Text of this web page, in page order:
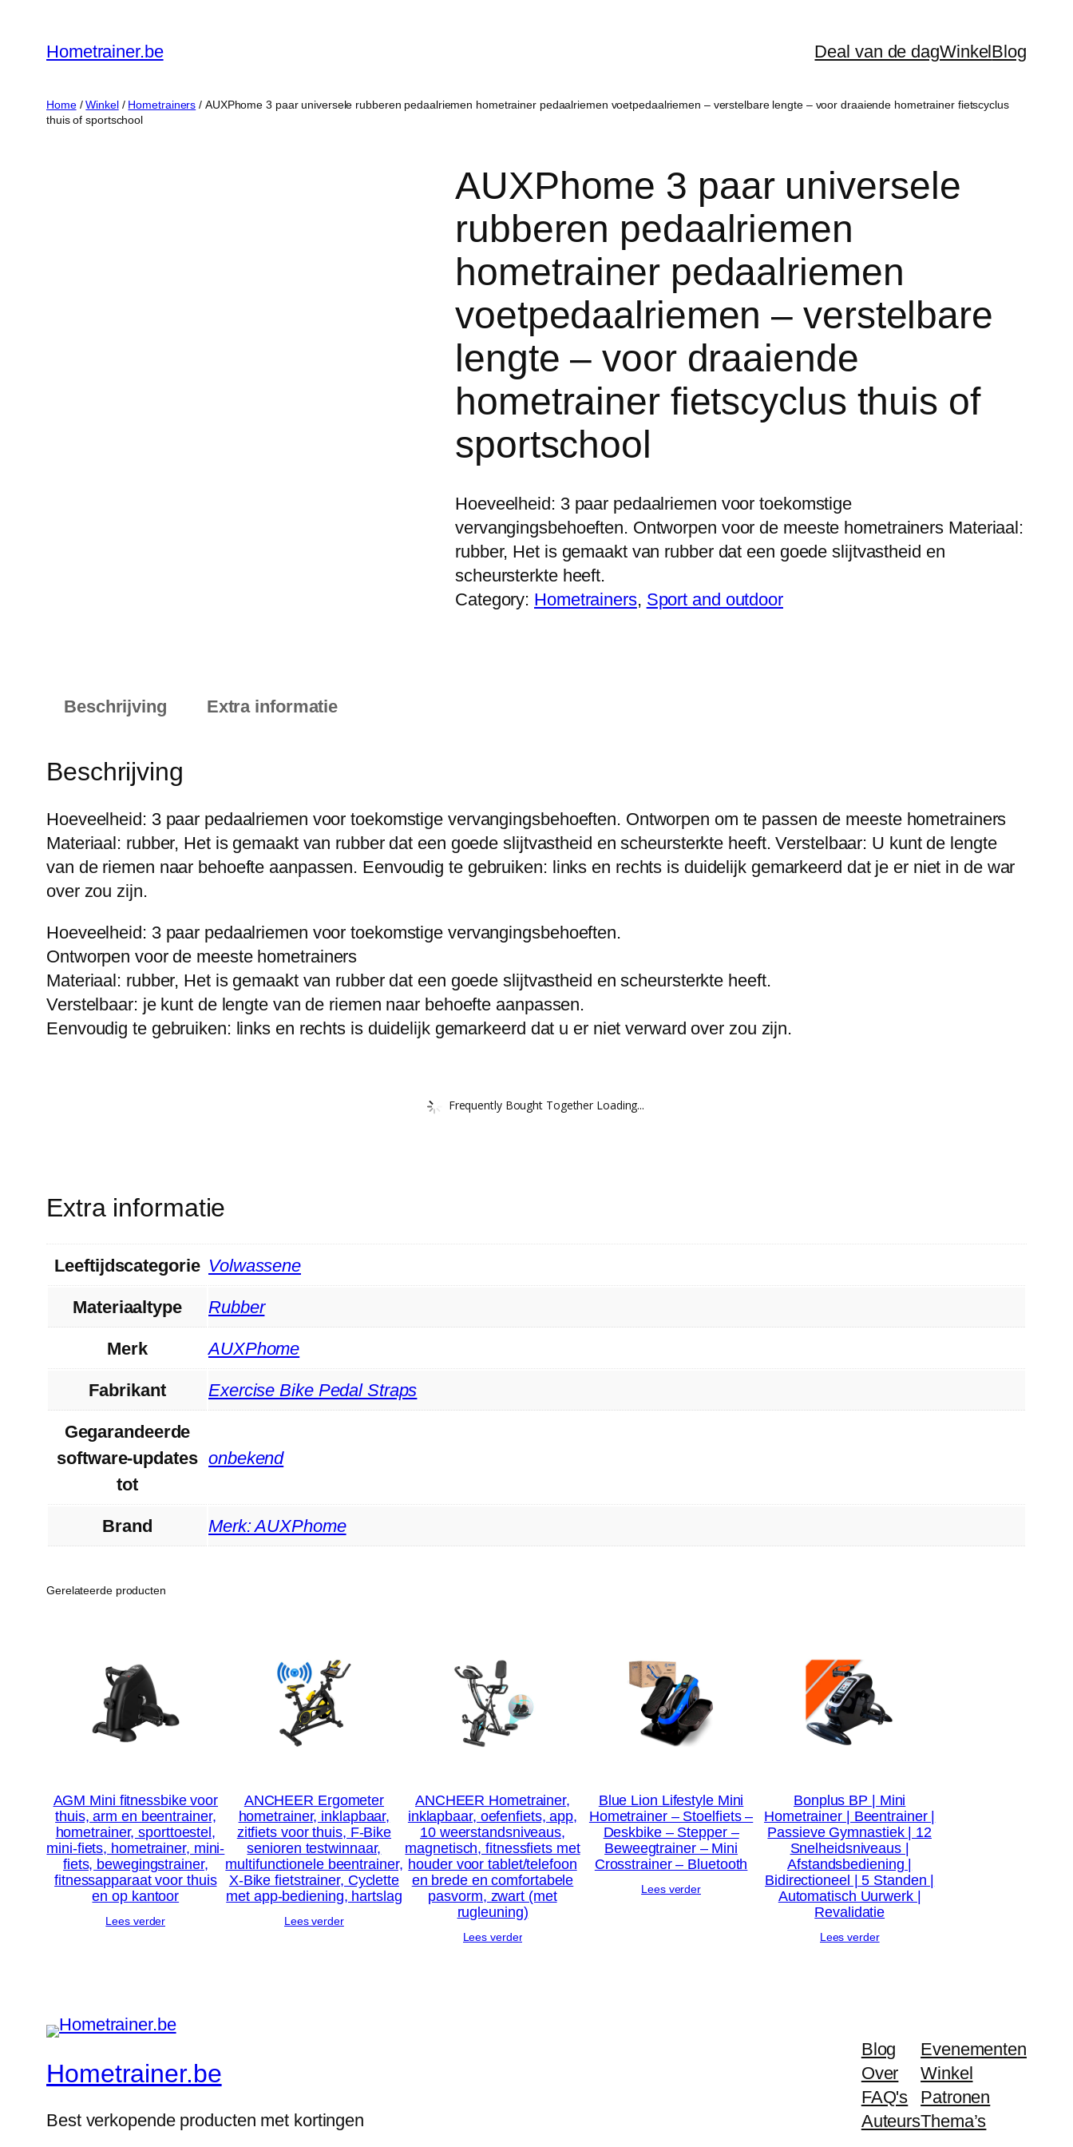
Hometrainer.be Deal van de dagWinkelBlog
Home/Winkel/ Hometrainers / AUXPhome 3 paar universele rubberen pedaalriemen hometrainer pedaalriemen voetpedaalriemen – verstelbare lengte – voor draaiende hometrainer fietscyclus
thuis of sportschool
AUXPhome 3 paar universele
rubberen pedaalriemen
hometrainer pedaalriemen
voetpedaalriemen – verstelbare
lengte – voor draaiende
hometrainer fietscyclus thuis of
sportschool
Hoeveelheid: 3 paar pedaalriemen voor toekomstige
vervangingsbehoeften. Ontworpen voor de meeste hometrainers Materiaal:
rubber, Het is gemaakt van rubber dat een goede slijtvastheid en
scheursterkte heeft.
Category: Hometrainers, Sport and outdoor
Beschrijving Extra informatie
Beschrijving
Hoeveelheid: 3 paar pedaalriemen voor toekomstige vervangingsbehoeften. Ontworpen om te passen de meeste hometrainers
Materiaal: rubber, Het is gemaakt van rubber dat een goede slijtvastheid en scheursterkte heeft. Verstelbaar: U kunt de lengte
van de riemen naar behoefte aanpassen. Eenvoudig te gebruiken: links en rechts is duidelijk gemarkeerd dat je er niet in de war
over zou zijn.
Hoeveelheid: 3 paar pedaalriemen voor toekomstige vervangingsbehoeften.
Ontworpen voor de meeste hometrainers
Materiaal: rubber, Het is gemaakt van rubber dat een goede slijtvastheid en scheursterkte heeft.
Verstelbaar: je kunt de lengte van de riemen naar behoefte aanpassen.
Eenvoudig te gebruiken: links en rechts is duidelijk gemarkeerd dat u er niet verward over zou zijn.
Frequently Bought Together Loading...
Extra informatie
Leeftijdscategorie ‎Volwassene
Materiaaltype ‎Rubber
Merk ‎AUXPhome
Fabrikant ‎Exercise Bike Pedal Straps
Gegarandeerde
software-updates
tot
‎onbekend
Brand Merk: AUXPhome
Gerelateerde producten
AGM Mini fitnessbike voor
thuis, arm en beentrainer,
hometrainer, sporttoestel,
mini-fiets, hometrainer, mini-
fiets, bewegingstrainer,
fitnessapparaat voor thuis
en op kantoor
Lees verder
ANCHEER Ergometer
hometrainer, inklapbaar,
zitfiets voor thuis, F-Bike
senioren testwinnaar,
multifunctionele beentrainer,
X-Bike fietstrainer, Cyclette
met app-bediening, hartslag
Lees verder
ANCHEER Hometrainer,
inklapbaar, oefenfiets, app,
10 weerstandsniveaus,
magnetisch, fitnessfiets met
houder voor tablet/telefoon
en brede en comfortabele
pasvorm, zwart (met
rugleuning)
Lees verder
Blue Lion Lifestyle Mini
Hometrainer – Stoelfiets –
Deskbike – Stepper –
Beweegtrainer – Mini
Crosstrainer – Bluetooth
Lees verder
Bonplus BP | Mini
Hometrainer | Beentrainer |
Passieve Gymnastiek | 12
Snelheidsniveaus |
Afstandsbediening |
Bidirectioneel | 5 Standen |
Automatisch Uurwerk |
Revalidatie
Lees verder
Hometrainer.be
Best verkopende producten met kortingen
Blog
Over
FAQ's
Auteurs
Evenementen
Winkel
Patronen
Thema’s